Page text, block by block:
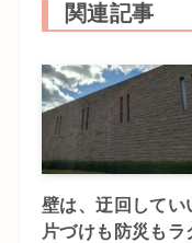
関連記事
壁は、迂回してい
片づけも防災もラ